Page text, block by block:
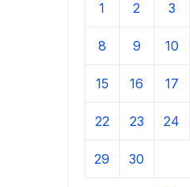
1 2 3
8 9 10
15 16 17
22 23 24
29 30